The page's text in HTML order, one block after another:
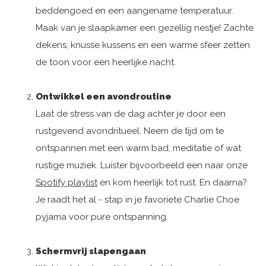
beddengoed en een aangename temperatuur.
Maak van je slaapkamer een gezellig nestje! Zachte
dekens, knusse kussens en een warme sfeer zetten
de toon voor een heerlijke nacht.
Ontwikkel een avondroutine
Laat de stress van de dag achter je door een
rustgevend avondritueel. Neem de tijd om te
ontspannen met een warm bad, meditatie of wat
rustige muziek. Luister bijvoorbeeld een naar onze
Spotify playlisten kom heerlijk tot rust. En daarna?
Je raadt het al - stap in je favoriete Charlie Choe
pyjama voor pure ontspanning.
Schermvrij slapengaan